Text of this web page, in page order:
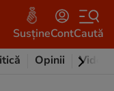
SusțineContCaută
Opinii Video